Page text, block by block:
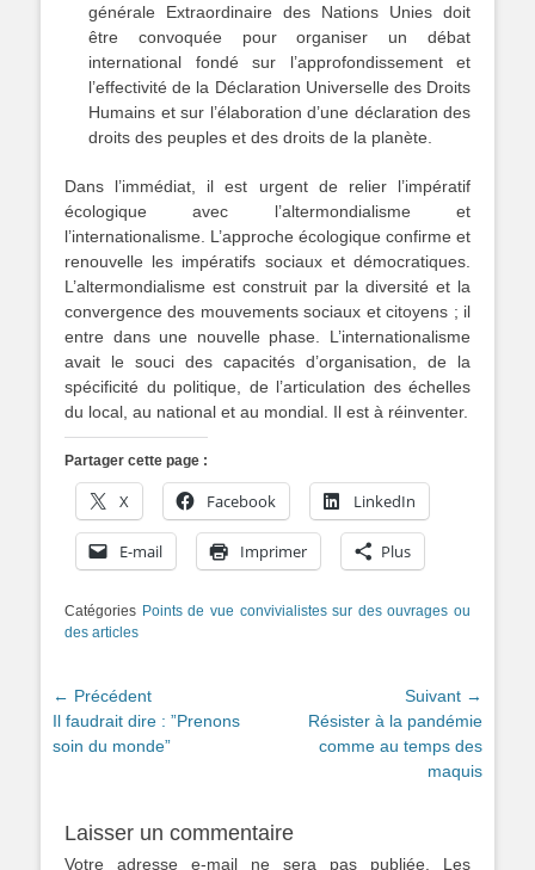
générale Extraordinaire des Nations Unies doit
être convoquée pour organiser un débat
international fondé sur l’approfondissement et
l’effectivité de la Déclaration Universelle des Droits
Humains et sur l’élaboration d’une déclaration des
droits des peuples et des droits de la planète.
Dans l’immédiat, il est urgent de relier l’impératif
écologique avec l’altermondialisme et
l’internationalisme. L’approche écologique confirme et
renouvelle les impératifs sociaux et démocratiques.
L’altermondialisme est construit par la diversité et la
convergence des mouvements sociaux et citoyens ; il
entre dans une nouvelle phase. L’internationalisme
avait le souci des capacités d’organisation, de la
spécificité du politique, de l’articulation des échelles
du local, au national et au mondial. Il est à réinventer.
Partager cette page :
X Facebook LinkedIn
E-mail Imprimer Plus
Catégories Points de vue convivialistes sur des ouvrages ou
des articles
Navigation
de
l’article
← Précédent
Article
précédent :
Il faudrait dire : ”Prenons
soin du monde”
Suivant →
Article
suivant :
Résister à la pandémie
comme au temps des
maquis
Laisser un commentaire
Votre adresse e-mail ne sera pas publiée. Les